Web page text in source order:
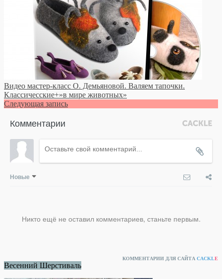
Видео мастер-класс О. Демьяновой. Валяем тапочки.
Классичесские+»в мире животных»
Следующая запись
Комментарии
Новые
Никто ещё не оставил комментариев, станьте первым.
КОММЕНТАРИИ ДЛЯ САЙТА CACKLE
Весенний Шерстиваль